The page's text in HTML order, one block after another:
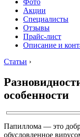
Фото
Акции
Специалисты
Отзывы
Прайс-лист
Описание и
Статьи ›
особенности
Папиллома — это
обусловленное